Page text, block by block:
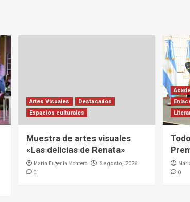
Artes Visuales
Destacados
Espacios culturales
Muestra de artes visuales
«Las delicias de Renata»
Maria Eugenia Montero 6 agosto, 2026
0 0